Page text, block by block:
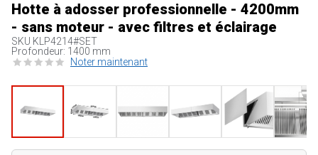
Hotte à adosser professionnelle - 4200mm
- sans moteur - avec filtres et éclairage
SKU KLP4214#SET
Profondeur: 1400 mm
Noter maintenant